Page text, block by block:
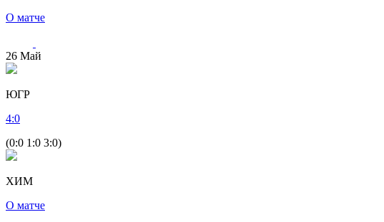
О матче
26 Май
ЮГР
4:0
(0:0 1:0 3:0)
ХИМ
О матче